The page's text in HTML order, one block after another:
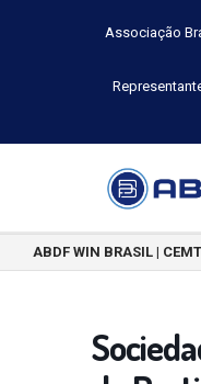
Associação
ABDF WIN BRASIL |